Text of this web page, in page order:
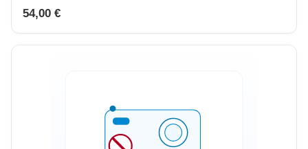
54,00 €